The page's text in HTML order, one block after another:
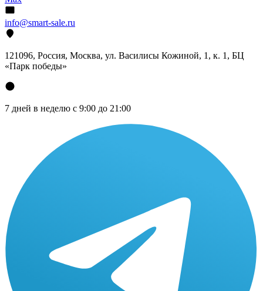
info@smart-sale.ru
121096, Россия, Москва, ул. Василисы Кожиной, 1, к. 1, БЦ
«Парк победы»
7 дней в неделю с 9:00 до 21:00